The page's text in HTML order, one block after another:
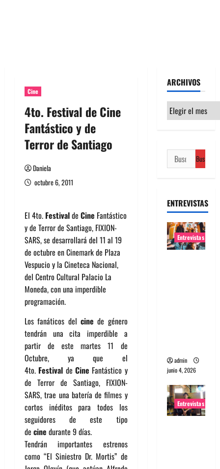
Cine
4to. Festival de Cine
Fantástico y de
Terror de Santiago
Daniela
octubre 6, 2011
El 4to. Festivalde Cine Fantástico
y de Terror de Santiago, FIXION-
SARS, se desarrollará del 11 al 19
de octubre en Cinemark de Plaza
Vespucio y la Cineteca Nacional,
del Centro Cultural Palacio La
Moneda, con una imperdible
programación.
Los fanáticos del cine de género
tendrán una cita imperdible a
partir de este martes 11 de
Octubre, ya que el
4to. Festival de Cine Fantástico y
de Terror de Santiago, FIXION-
SARS, trae una batería de filmes y
cortos inéditos para todos los
seguidores de este tipo
de cine durante 9 días.
Tendrán importantes estrenos
como “El Siniestro Dr. Mortis” de
ARCHIVOS
Archivos
Buscar:
ENTREVISTAS
Entrevistas
admin
junio 4, 2026
Entrevistas